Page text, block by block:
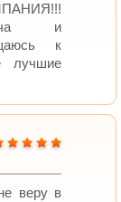
и
к
лучшие
веру в